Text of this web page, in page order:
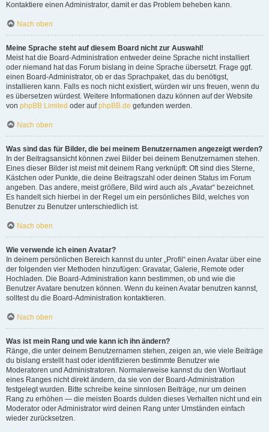
Kontaktiere einen Administrator, damit er das Problem beheben kann.
Nach oben
Meine Sprache steht auf diesem Board nicht zur Auswahl!
Meist hat die Board-Administration entweder deine Sprache nicht installiert
oder niemand hat das Forum bislang in deine Sprache übersetzt. Frage ggf.
einen Board-Administrator, ob er das Sprachpaket, das du benötigst,
installieren kann. Falls es noch nicht existiert, würden wir uns freuen, wenn du
es übersetzen würdest. Weitere Informationen dazu können auf der Website
von phpBB Limited oder aufphpBB.de gefunden werden.
Nach oben
Was sind das für Bilder, die bei meinem Benutzernamen angezeigt werden?
In der Beitragsansicht können zwei Bilder bei deinem Benutzernamen stehen.
Eines dieser Bilder ist meist mit deinem Rang verknüpft: Oft sind dies Sterne,
Kästchen oder Punkte, die deine Beitragszahl oder deinen Status im Forum
angeben. Das andere, meist größere, Bild wird auch als „Avatar“ bezeichnet.
Es handelt sich hierbei in der Regel um ein persönliches Bild, welches von
Benutzer zu Benutzer unterschiedlich ist.
Nach oben
Wie verwende ich einen Avatar?
In deinem persönlichen Bereich kannst du unter „Profil“ einen Avatar über eine
der folgenden vier Methoden hinzufügen: Gravatar, Galerie, Remote oder
Hochladen. Die Board-Administration kann bestimmen, ob und wie die
Benutzer Avatare benutzen können. Wenn du keinen Avatar benutzen kannst,
solltest du die Board-Administration kontaktieren.
Nach oben
Was ist mein Rang und wie kann ich ihn ändern?
Ränge, die unter deinem Benutzernamen stehen, zeigen an, wie viele Beiträge
du bislang erstellt hast oder identifizieren bestimmte Benutzer wie
Moderatoren und Administratoren. Normalerweise kannst du den Wortlaut
eines Ranges nicht direkt ändern, da sie von der Board-Administration
festgelegt wurden. Bitte schreibe keine sinnlosen Beiträge, nur um deinen
Rang zu erhöhen — die meisten Boards dulden dieses Verhalten nicht und ein
Moderator oder Administrator wird deinen Rang unter Umständen einfach
wieder zurücksetzen.